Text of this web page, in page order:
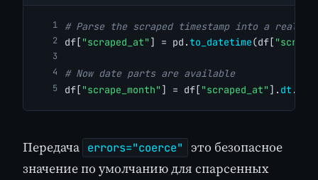
# Parse the scraped timestamp into a real
df[ "scraped_at" ] = pd.to_datetime(df[
# Now date parts are available
df[ "scrape_month" ] = df[ "scraped_at" ]. dt .
Передача errors="coerce"
это безопасное
значение по умолчанию для спарсенных